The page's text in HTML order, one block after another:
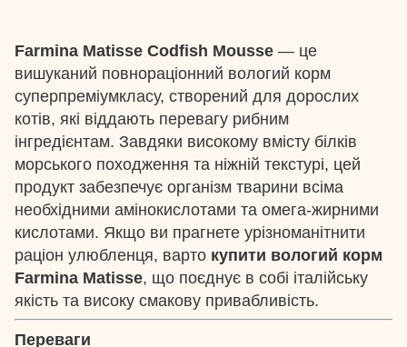
Farmina Matisse Codfish Mousse — це
вишуканий повнораціонний вологий корм
суперпреміумкласу, створений для дорослих
котів, які віддають перевагу рибним
інгредієнтам. Завдяки високому вмісту білків
морського походження та ніжній текстурі, цей
продукт забезпечує організм тварини всіма
необхідними амінокислотами та омега-жирними
кислотами. Якщо ви прагнете урізноманітнити
раціон улюбленця, варто купити вологий корм
Farmina Matisse, що поєднує в собі італійську
якість та високу смакову привабливість.
Переваги